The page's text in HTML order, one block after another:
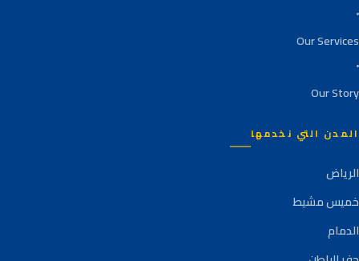
Our Services
Our Story
المدن التي نخدمها
الرياض
خميس مشيط
الدمام